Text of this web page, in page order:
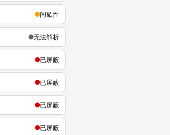
间歇性
无法解析
已屏蔽
已屏蔽
已屏蔽
已屏蔽